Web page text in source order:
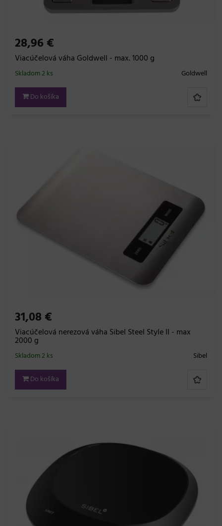
28,96 €
Viacúčelová váha Goldwell - max. 1000 g
Goldwell
Skladom 2 ks
Do košíka
31,08 €
Viacúčelová nerezová váha Sibel Steel Style II - max
2000 g
Sibel
Skladom 2 ks
Do košíka